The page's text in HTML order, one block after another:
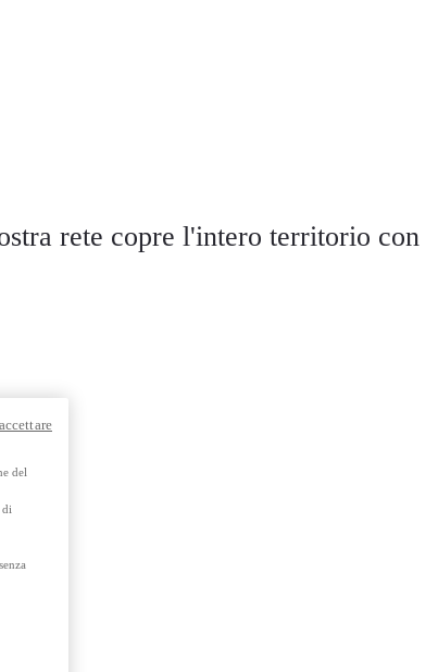
rete copre l'intero territorio con
del
di